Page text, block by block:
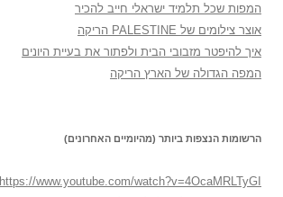
המפות שכל תלמיד ישראלי חייב להכיר
אוצר צילומים של PALESTINE הריקה
איך להיפטר מזבובי הבית ולפתור את בעיית היונים
המפה הגדולה של הארץ הריקה
הרשומות הנצפות ביותר (מהיומיים האחרונים)
https://www.youtube.com/watch?v=4OcaMRLTyGI